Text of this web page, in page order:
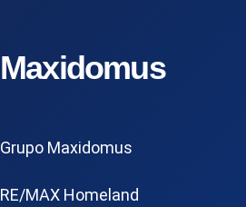
Maxidomus
Grupo Maxidomus
RE/MAX Homeland